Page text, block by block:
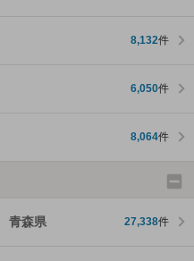
8,132件
6,050件
8,064件
青森県 27,338件